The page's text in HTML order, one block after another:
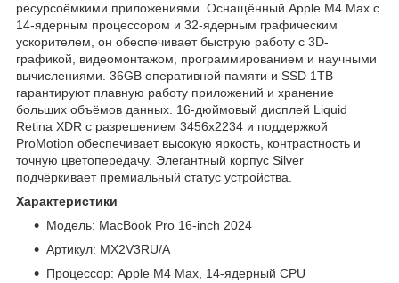
ресурсоёмкими приложениями. Оснащённый Apple M4 Max с
14‑ядерным процессором и 32‑ядерным графическим
ускорителем, он обеспечивает быструю работу с 3D-
графикой, видеомонтажом, программированием и научными
вычислениями. 36GB оперативной памяти и SSD 1TB
гарантируют плавную работу приложений и хранение
больших объёмов данных. 16‑дюймовый дисплей Liquid
Retina XDR с разрешением 3456x2234 и поддержкой
ProMotion обеспечивает высокую яркость, контрастность и
точную цветопередачу. Элегантный корпус Silver
подчёркивает премиальный статус устройства.
Характеристики
Модель: MacBook Pro 16-inch 2024
Артикул: MX2V3RU/A
Процессор: Apple M4 Max, 14‑ядерный CPU